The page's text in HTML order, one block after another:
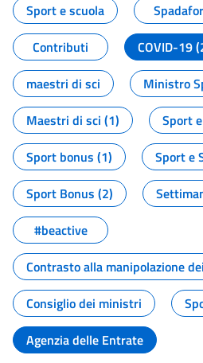
Sport e scuola
Contributi
COVID-19
maestri di sci
Ministro
Maestri di sci (1)
Sport
Sport bonus (1)
Sport e
Sport Bonus (2)
#beactive
Contrasto alla manipolazione
Consiglio dei ministri
Agenzia delle Entrate